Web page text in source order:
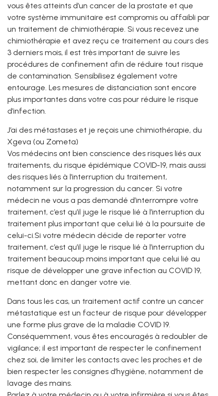
vous êtes atteints d’un cancer de la prostate et que
votre système immunitaire est compromis ou affaibli par
un traitement de chimiothérapie. Si vous recevez une
chimiothérapie et avez reçu ce traitement au cours des
3 derniers mois, il est très important de suivre les
procédures de confinement afin de réduire tout risque
de contamination. Sensibilisez également votre
entourage. Les mesures de distanciation sont encore
plus importantes dans votre cas pour réduire le risque
d’infection.
J’ai des métastases et je reçois une chimiothérapie, du
Xgeva (ou Zometa)
Vos médecins ont bien conscience des risques liés aux
traitements, du risque épidémique COVID-19, mais aussi
des risques liés à l’interruption du traitement,
notamment sur la progression du cancer. Si votre
médecin ne vous a pas demandé d’interrompre votre
traitement, c’est qu’il juge le risque lié à l’interruption du
traitement plus important que celui lié à la poursuite de
celui-ci.Si votre médecin décide de reporter votre
traitement, c’est qu’il juge le risque lié à l’interruption du
traitement beaucoup moins important que celui lié au
risque de développer une grave infection au COVID 19,
mettant donc en danger votre vie.
Dans tous les cas, un traitement actif contre un cancer
métastatique est un facteur de risque pour développer
une forme plus grave de la maladie COVID 19.
Conséquemment, vous êtes encouragés à redoubler de
vigilance; il est important de respecter le confinement
chez soi, de limiter les contacts avec les proches et de
bien respecter les consignes d’hygiène, notamment de
lavage des mains.